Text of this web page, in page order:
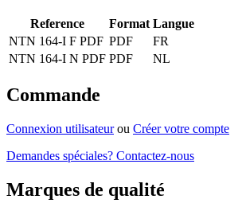
Reference Format Langue
NTN 164-I F PDF PDF
FR
NTN 164-I N PDF PDF NL
Commande
Connexion utilisateurou Créer votre compte
Demandes spéciales? Contactez-nous
Marques de qualité